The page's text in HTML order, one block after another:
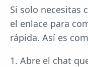
Si solo necesitas
el enlace para
rápida. Así es
1. Abre el chat